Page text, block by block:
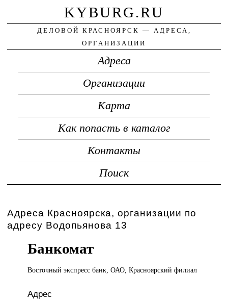
KYBURG.RU
ДЕЛОВОЙ КРАСНОЯРСК — АДРЕСА,
ОРГАНИЗАЦИИ
Адреса
Организации
Карта
Как попасть в каталог
Контакты
Поиск
Адреса Красноярска, организации по
адресу Водопьянова 13
Банкомат
Восточный экспрессбанк, ОАО, Красноярский филиал
Адрес